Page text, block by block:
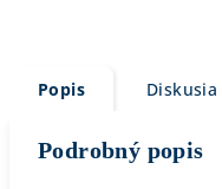
Popis Diskusia
Podrobný popis